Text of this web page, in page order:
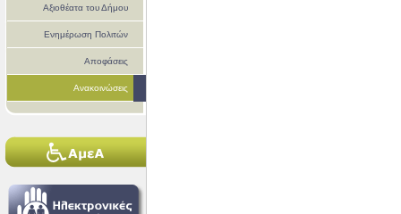
Αξιοθέατα του Δήμου
Ενημέρωση Πολιτών
Αποφάσεις
Ανακοινώσεις